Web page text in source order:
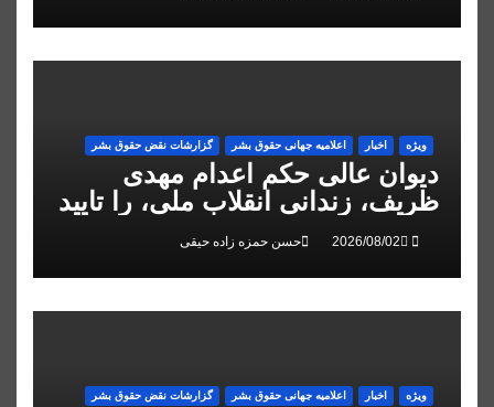
ویژه اخبار اعلاميه جهانی حقوق بشر گزارشات نقض حقوق بشر
دیوان عالی حکم اعدام مهدی
ظریف، زندانی انقلاب ملی، را تایید
کرد
حسن حمزه زاده حیقی
ویژه اخبار اعلاميه جهانی حقوق بشر گزارشات نقض حقوق بشر